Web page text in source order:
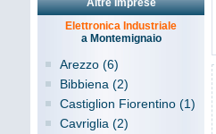
Altre Imprese
Elettronica Industriale
a Montemignaio
Arezzo (6)
Bibbiena (2)
Castiglion Fiorentino (1)
Cavriglia (2)